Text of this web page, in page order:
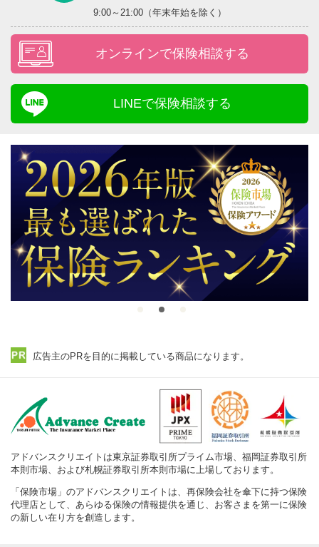
9:00～21:00（年末年始を除く）
オンラインで保険相談する
LINEで保険相談する
広告主のPRを目的に掲載している商品になります。
アドバンスクリエイトは東京証券取引所プライム市場、福岡証券取引所
本則市場、および札幌証券取引所本則市場に上場しております。
「保険市場」のアドバンスクリエイトは、再保険会社を傘下に持つ保険
代理店として、あらゆる保険の情報提供を通じ、お客さまを第一に保険
の新しい在り方を創造します。